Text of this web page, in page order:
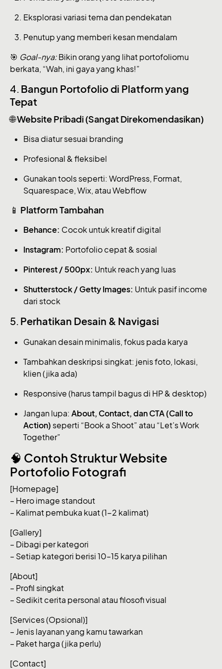
Eksplorasi variasi tema dan pendekatan
Penutup yang memberi kesan mendalam
🎯 Goal-nya: Bikin orang yang lihat portofoliomu
berkata, “Wah, ini gaya yang khas!”
4. Bangun Portofolio di Platform yang
Tepat
🌐Website Pribadi (Sangat Direkomendasikan)
Bisa diatur sesuai branding
Profesional & fleksibel
Gunakan tools seperti: WordPress, Format,
Squarespace, Wix, atau Webflow
📱 Platform Tambahan
Behance: Cocok untuk kreatif digital
Instagram: Portofolio cepat & sosial
Pinterest / 500px: Untuk reach yang luas
Shutterstock / Getty Images: Untuk pasif income
dari stock
5. Perhatikan Desain & Navigasi
Gunakan desain minimalis, fokus pada karya
Tambahkan deskripsi singkat: jenis foto, lokasi,
klien (jika ada)
Responsive (harus tampil bagus di HP & desktop)
Jangan lupa:About, Contact, dan CTA (Call to
Action) seperti “Book a Shoot” atau “Let’s Work
Together”
🧠 Contoh Struktur Website
Portofolio Fotografi
[Homepage]
– Hero image standout
– Kalimat pembuka kuat (1-2 kalimat)
[Gallery]
– Dibagi per kategori
– Setiap kategori berisi 10–15 karya pilihan
[About]
– Profil singkat
– Sedikit cerita personal atau filosofi visual
[Services (Opsional)]
– Jenis layanan yang kamu tawarkan
– Paket harga (jika perlu)
[Contact]